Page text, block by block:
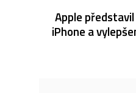
Apple
iPhone a